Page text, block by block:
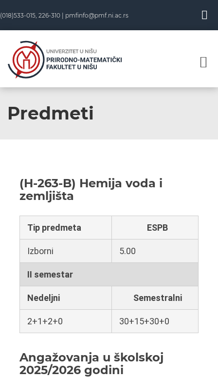
(018)533-015, 226-310 | pmfinfo@pmf.ni.ac.rs
Predmeti
(H-263-B) Hemija voda i
zemljišta
Tip predmeta ESPB
Izborni 5.00
II semestar
Nedeljni Semestralni
2+1+2+0 30+15+30+0
Angažovanja u školskoj
2025/2026 godini